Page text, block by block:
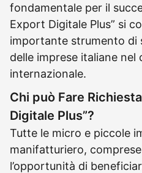
fondamentale per il
Export Digitale Plus” si
importante strumento di
delle imprese italiane nel
internazionale.
Chi può Fare
Digitale Plus”?
Tutte le micro e piccole
manifatturiero,
l’opportunità di